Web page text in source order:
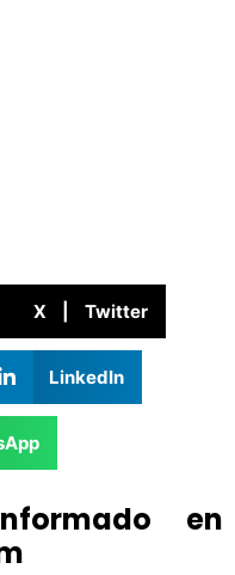
X | Twitter
LinkedIn
en